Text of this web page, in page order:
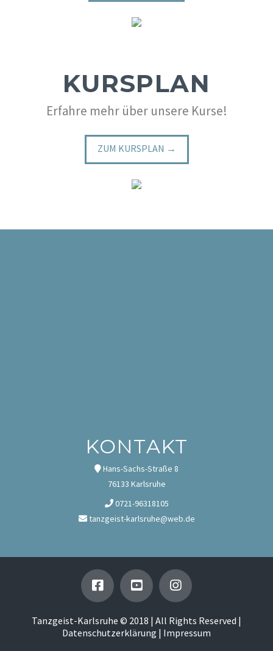
KURSPLAN
Erfahre mehr über unsere Kurse!
ZUM KURSPLAN →
KONTAKT
Hans-Sachs-Straße 8
76133 Karlsruhe
0721-96318105
tanzgeist-karlsruhe@web.de
Tanzgeist-Karlsruhe © 2018 | All Rights Reserved |
Datenschutzerklärung | Impressum